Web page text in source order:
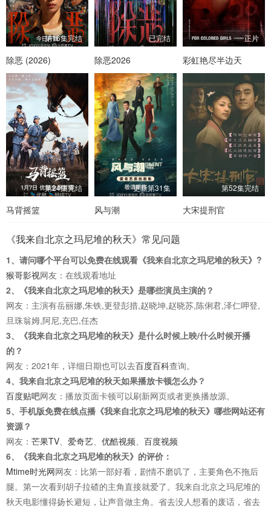
第16集完结
除恶 (2026)
已完结
除恶2026
正片
彩虹艳尽半边天
第24集完结
马背摇篮
更新第31集
风与潮
第52集完结
大宋提刑官
《我来自北京之玛尼堆的秋天》常见问题
1、请问哪个平台可以免费在线观看《我来自北京之玛尼堆的秋天》?
猴哥影视网友：在线观看地址
2、《我来自北京之玛尼堆的秋天》是哪些演员主演的？
网友：主演有岳丽娜,朱铁,更登彭措,赵晓坤,赵晓苏,陈俐君,泽仁呷登,
旦珠翁姆,阿尼,充巴,任杰
3、《我来自北京之玛尼堆的秋天》是什么时候上映/什么时候开播
的？
网友：2021年，详细日期也可以去百度百科查询。
4、我来自北京之玛尼堆的秋天如果播放卡顿怎么办？
百度贴吧网友：播放页面卡顿可以刷新网页或者更换播放源。
5、手机版免费在线点播《我来自北京之玛尼堆的秋天》哪些网站还有
资源？
网友： 芒果TV 爱奇艺 优酷视频
百度视频
6、《我来自北京之玛尼堆的秋天》的评价：
Mtime时光网网友：比第一部好看，剧情不磨叽了，主要角色不拖后
腿。第一次看到胡子拉碴的主角直接就爱了。我来自北京之玛尼堆的
秋天电影懂得扬长避短，让声音做主角。省去没人想看的废话，省去